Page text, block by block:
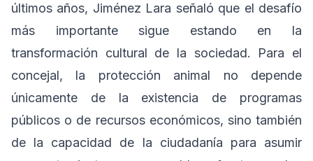
últimos años, Jiménez Lara señaló que el desafío
más importante sigue estando en la
transformación cultural de la sociedad. Para el
concejal, la protección animal no depende
únicamente de la existencia de programas
públicos o de recursos económicos, sino también
de la capacidad de la ciudadanía para asumir